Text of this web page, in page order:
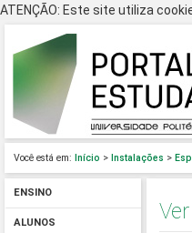
ATENÇÃO: Este site utiliza
Você está em: Início > Instalações >
ENSINO
ALUNOS